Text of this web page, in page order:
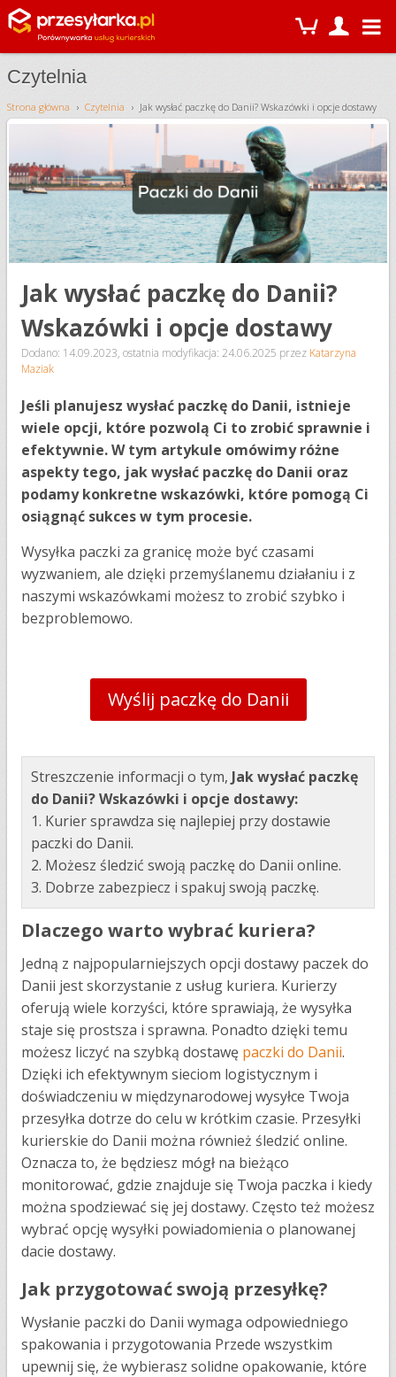
Czytelnia
Strona główna Czytelnia Jak wysłać paczkę do Danii? Wskazówki i opcje dostawy
Jak wysłać paczkę do Danii?
Wskazówki i opcje dostawy
Dodano: 14.09.2023, ostatnia modyfikacja: 24.06.2025 przez Katarzyna
Maziak
Jeśli planujesz wysłać paczkę do Danii, istnieje
wiele opcji, które pozwolą Ci to zrobić sprawnie i
efektywnie. W tym artykule omówimy różne
aspekty tego, jak wysłać paczkę do Danii oraz
podamy konkretne wskazówki, które pomogą Ci
osiągnąć sukces w tym procesie.
Wysyłka paczki za granicę może być czasami
wyzwaniem, ale dzięki przemyślanemu działaniu i z
naszymi wskazówkami możesz to zrobić szybko i
bezproblemowo.
Wyślij paczkę do Danii
Streszczenie informacji o tym, Jak wysłać paczkę
do Danii?Wskazówki i opcje dostawy:
1. Kurier sprawdza się najlepiej przy dostawie
paczki do Danii.
2. Możesz śledzić swoją paczkę do Danii online.
3. Dobrze zabezpiecz i spakuj swoją paczkę.
Dlaczego warto wybrać kuriera?
Jedną z najpopularniejszych opcji dostawy paczek do
Danii jest skorzystanie z usług kuriera. Kurierzy
oferują wiele korzyści, które sprawiają, że wysyłka
staje się prostsza i sprawna. Ponadto dzięki temu
możesz liczyć na szybką dostawę paczki do Danii.
Dzięki ich efektywnym sieciom logistycznym i
doświadczeniu w międzynarodowej wysyłce Twoja
przesyłka dotrze do celu w krótkim czasie. Przesyłki
kurierskie do Danii można również śledzić online.
Oznacza to, że będziesz mógł na bieżąco
monitorować, gdzie znajduje się Twoja paczka i kiedy
można spodziewać się jej dostawy. Często też możesz
wybrać opcję wysyłki powiadomienia o planowanej
dacie dostawy.
Jak przygotować swoją przesyłkę?
Wysłanie paczki do Danii wymaga odpowiedniego
spakowania i przygotowania Przede wszystkim
upewnij się, że wybierasz solidne opakowanie, które